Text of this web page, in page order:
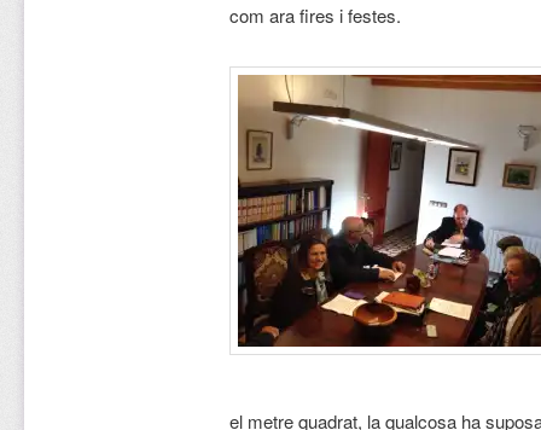
com ara fires i festes.
el metre quadrat, la qualcosa ha